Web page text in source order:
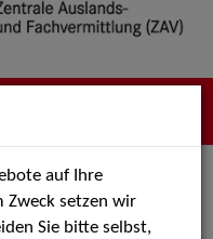
als PDF speichern
auf Ihre
Zweck setzen wir
Sie bitte selbst,